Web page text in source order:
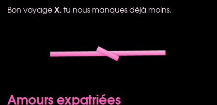
Bon voyageX.tu nous manques déjà moins.
Amours expatriées